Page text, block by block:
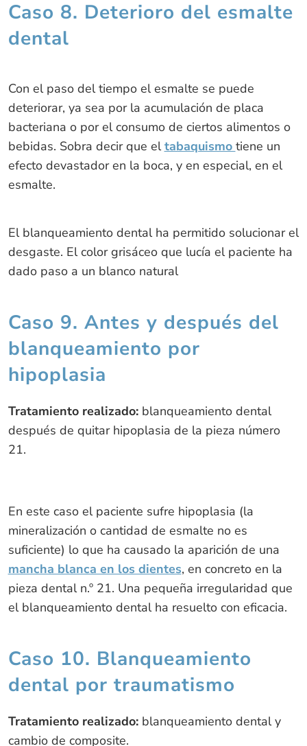
Caso 8. Deterioro del esmalte
dental
Con el paso del tiempo el esmalte se puede
deteriorar, ya sea por la acumulación de placa
bacteriana o por el consumo de ciertos alimentos o
bebidas. Sobra decir que eltabaquismo tiene un
efecto devastador en la boca, y en especial, en el
esmalte.
El blanqueamiento dental ha permitido solucionar el
desgaste. El color grisáceo que lucía el paciente ha
dado paso a un blanco natural
Caso 9. Antes y después del
blanqueamiento por
hipoplasia
Tratamiento realizado: blanqueamiento dental
después de quitar hipoplasia de la pieza número
21.
En este caso el paciente sufre hipoplasia (la
mineralización o cantidad de esmalte no es
suficiente) lo que ha causado la aparición de una
mancha blanca en los dientes, en concreto en la
pieza dental n.º 21. Una pequeña irregularidad que
el blanqueamiento dental ha resuelto con eficacia.
Caso 10. Blanqueamiento
dental por traumatismo
Tratamiento realizado: blanqueamiento dental y
cambio de composite.